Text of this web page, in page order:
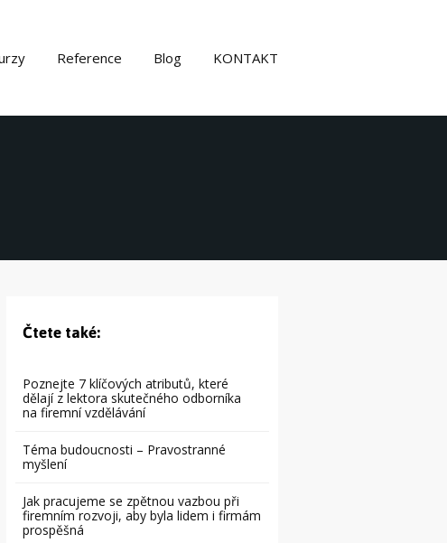
Reference Blog KONTAKT
Čtete také:
Poznejte 7 klíčových atributů, které
dělají z lektora skutečného odborníka
na firemní vzdělávání
Téma budoucnosti – Pravostranné
myšlení
Jak pracujeme se zpětnou vazbou při
firemním rozvoji, aby byla lidem i firmám
prospěšná